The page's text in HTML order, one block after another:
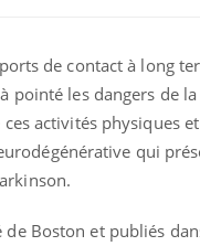
de contact à long
pointé les dangers de
activités physiques
qui
de Boston et publiés
: ce jus